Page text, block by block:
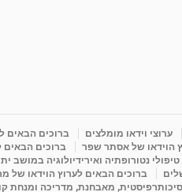
ערוצי וידאו מומלצים ברוכים הבאים
הוידאו של אסתר שפר ברוכים הבאים
נטורופתיה ואירידיולוגיה במושב
ברוכים הבאים לערוץ הוידאו של
מאבחנת, מדריכה ומנחת